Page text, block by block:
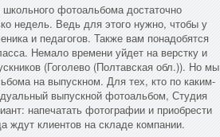
фотоальбома достаточно
недель. Ведь для этого нужно, чтобы у
и педагогов. Также вам понадобятся
Немало времени уйдет на верстку и
(Гоголево (Полтавская обл.)). Но мы
на выпускном. Для тех, кто по каким-
выпускной фотоальбом, Студия
напечатать фотографии и приобрести
ждут клиентов на складе компании.